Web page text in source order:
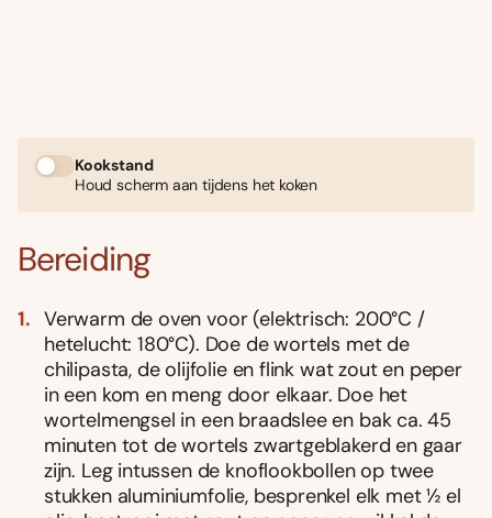
Kookstand
Houd scherm aan tijdens het koken
Bereiding
Verwarm de oven voor (elektrisch: 200°C /
hetelucht: 180°C). Doe de wortels met de
chilipasta, de olijfolie en flink wat zout en peper
in een kom en meng door elkaar. Doe het
wortelmengsel in een braadslee en bak ca. 45
minuten tot de wortels zwartgeblakerd en gaar
zijn. Leg intussen de knoflookbollen op twee
stukken aluminiumfolie, besprenkel elk met ½ el